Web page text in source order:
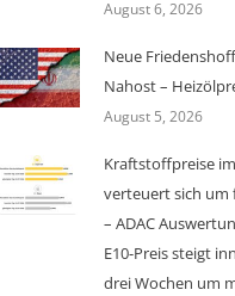
August 6, 2026
Neue
Nahost –
August 5, 2026
Kraftstoffpreise im
verteuert sich um
– ADAC
E10-Preis steigt
drei Wochen um